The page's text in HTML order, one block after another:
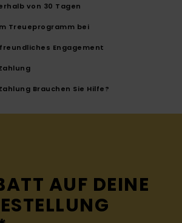
von 30 Tagen
Treueprogramm bei
Engagement
Brauchen Sie Hilfe?
AUF DEINE